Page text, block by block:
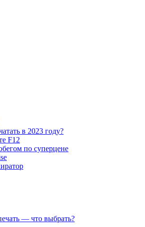
в 2023 году?
F12
по суперцене
— что выбрать?